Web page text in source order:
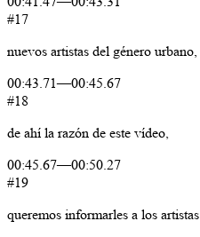
#17
nuevos artistas del género urbano,
00:43.71—00:45.67
#18
de ahí la razón de este vídeo,
00:45.67—00:50.27
#19
queremos informarles a los artistas